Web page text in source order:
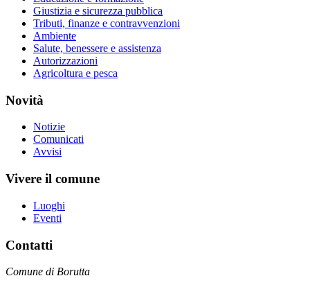
Giustizia e sicurezza pubblica
Tributi, finanze e contravvenzioni
Ambiente
Salute, benessere e assistenza
Autorizzazioni
Agricoltura e pesca
Novità
Notizie
Comunicati
Avvisi
Vivere il comune
Luoghi
Eventi
Contatti
Comune di Borutta